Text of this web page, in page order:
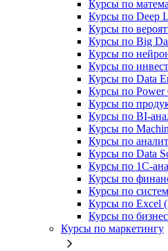
Курсы по
Курсы по Deep
Курсы по
Курсы по Big
Курсы по
Курсы по
Курсы по Data
Курсы по Power
Курсы по
Курсы по
Курсы по
Курсы по
Курсы по Data
Курсы по
Курсы по
Курсы по
Курсы по Excel
Курсы по
Курсы по маркетингу